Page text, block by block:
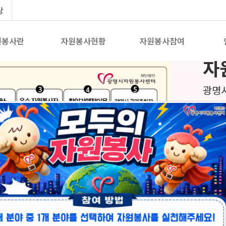
사란 자원봉사현황 자원봉사참여
자
광명
의
자
「자
센터
를
자원
예우
☎ 문